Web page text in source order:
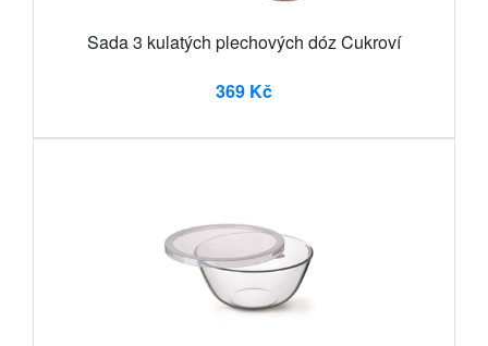
Sada 3 kulatých plechových dóz Cukroví
369 Kč